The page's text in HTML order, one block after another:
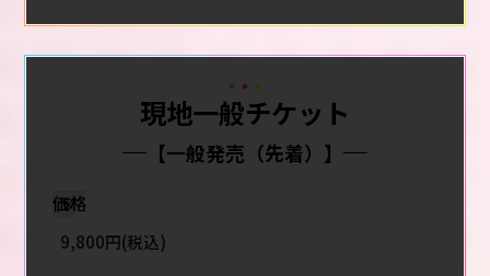
現地一般チケット
【一般発売（先着）】
価格
9,800円(税込)